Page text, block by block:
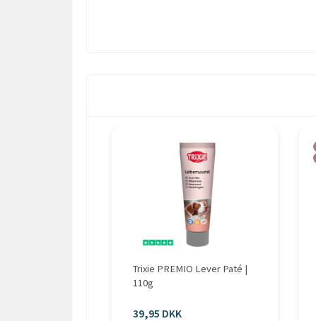
Trixie PREMIO Lever Paté |
110g
39,95 DKK